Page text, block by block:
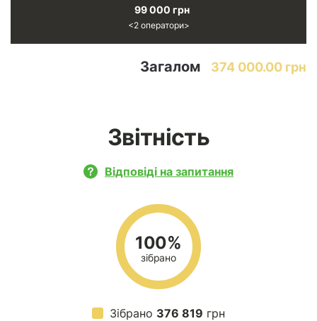
99 000 грн
2 оператори
Загалом 374 000.00 грн
Звітність
Відповіді на запитання
100%
зібрано
Зібрано 376 819 грн